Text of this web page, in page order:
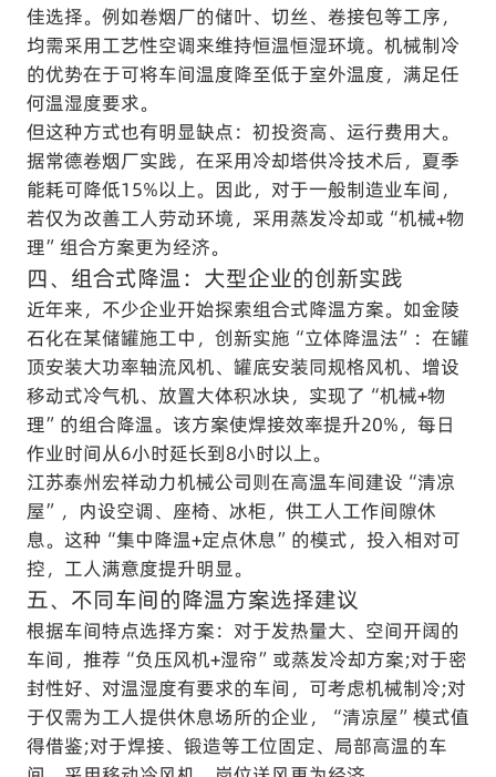
佳选择。例如卷烟厂的储叶、切丝、卷接包等工序，
均需采用工艺性空调来维持恒温恒湿环境。机械制冷
的优势在于可将车间温度降至低于室外温度，满足任
何温湿度要求。
但这种方式也有明显缺点：初投资高、运行费用大。
据常德卷烟厂实践，在采用冷却塔供冷技术后，夏季
能耗可降低15%以上。因此，对于一般制造业车间，
若仅为改善工人劳动环境，采用蒸发冷却或“机械+物
理”组合方案更为经济。
四、组合式降温：大型企业的创新实践
近年来，不少企业开始探索组合式降温方案。如金陵
石化在某储罐施工中，创新实施“立体降温法”：在罐
顶安装大功率轴流风机、罐底安装同规格风机、增设
移动式冷气机、放置大体积冰块，实现了“机械+物
理”的组合降温。该方案使焊接效率提升20%，每日
作业时间从6小时延长到8小时以上。
江苏泰州宏祥动力机械公司则在高温车间建设“清凉
屋”，内设空调、座椅、冰柜，供工人工作间隙休
息。这种“集中降温+定点休息”的模式，投入相对可
控，工人满意度提升明显。
五、不同车间的降温方案选择建议
根据车间特点选择方案：对于发热量大、空间开阔的
车间，推荐“负压风机+湿帘”或蒸发冷却方案;对于密
封性好、对温湿度有要求的车间，可考虑机械制冷;对
于仅需为工人提供休息场所的企业，“清凉屋”模式值
得借鉴;对于焊接、锻造等工位固定、局部高温的车